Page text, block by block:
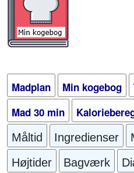
Madplan Min kogebog
Mad 30 min
Måltid Ingredienser
Højtider
Bagværk